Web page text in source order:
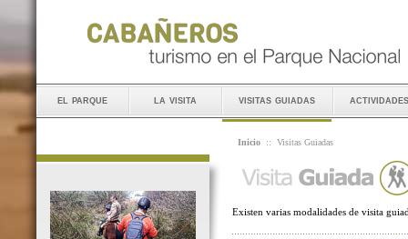
el parque la visita visitas guiadas actividades
Inicio :: Visitas Guiadas
Existen varias modalidades de visita